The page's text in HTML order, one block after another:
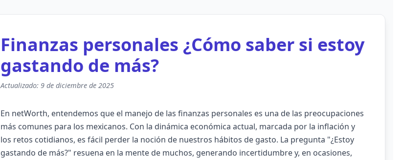
Finanzas personales ¿Cómo saber si estoy
gastando de más?
Actualizado: 9 de diciembre de 2025
En netWorth, entendemos que el manejo de las finanzas personales es una de las preocupaciones
más comunes para los mexicanos. Con la dinámica económica actual, marcada por la inflación y
los retos cotidianos, es fácil perder la noción de nuestros hábitos de gasto. La pregunta "¿Estoy
gastando de más?" resuena en la mente de muchos, generando incertidumbre y, en ocasiones,